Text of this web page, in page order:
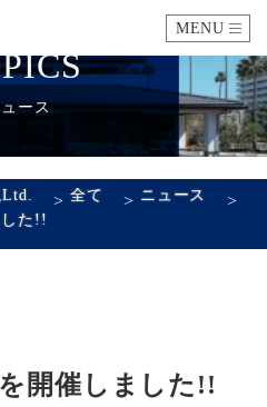
MENU
いさつ アクセス
ース
>全て > ニュース >
た!!
開催しました!!